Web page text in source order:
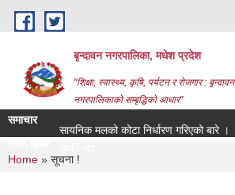
Skip to main content
बृन्दावन नगरपालिका, मधेश प्रदेश
"शिक्षा, स्वास्थ्य, कृषि, पर्यटन र रोजगार : बृन्दावन
नगरपालिकाको सम्बृद्धिको आधार"
समाचार
रासायनिक मलको कोटा निर्धारण गरिएको बारे ।
You are here
Home » सूचना !